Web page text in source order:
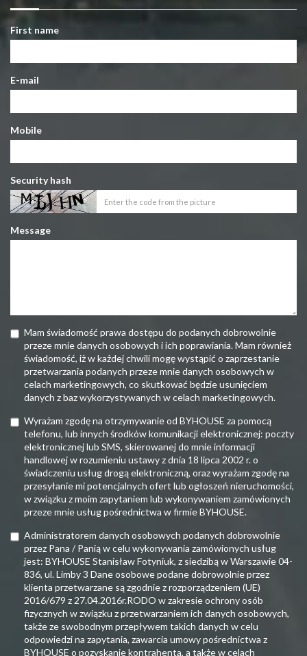
First name
E-mail
Mobile
Security hash
Message
Mam świadomość prawa dostępu do podanych dobrowolnie
przeze mnie danych osobowych i ich poprawiania. Mam również
świadomość, iż w każdej chwili mogę wystąpić o zaprzestanie
przetwarzania podanych przeze mnie danych osobowych w
celach marketingowych, co skutkować będzie usunięciem
danych z baz wykorzystywanych w celach marketingowych.
Wyrażam zgodę na otrzymywanie od BYHOUSE za pomocą
telefonu, lub innych środków komunikacji elektronicznej: poczty
elektronicznej lub SMS, skierowanej do mnie informacji
handlowej w rozumieniu ustawy z dnia 18 lipca 2002 r. o
świadczeniu usług drogą elektroniczną, oraz wyrażam zgodę na
przesyłanie mi potencjalnych ofert lub ogłoszeń nieruchomości,
w związku z moim zapytaniem lub wykonywaniem zamówionych
przeze mnie usług pośrednictwa w firmie BYHOUSE.
Administratorem danych osobowych podanych dobrowolnie
przez Pana / Panią w celu wykonywania zamówionych usług
jest: BYHOUSE Stanisław Fotyniuk, z siedzibą w Warszawie 04-
836, ul. Limby 3 Dane osobowe podane dobrowolnie przez
klienta przetwarzane są zgodnie z rozporządzeniem (UE)
2016/679 z 27.04.2016r.RODO w zakresie ochrony osób
fizycznych w związku z przetwarzaniem ich danych osobowych,
także ze swobodnym przepływem takich danych w celu
odpowiedzi na zapytania, zawarcia umowy pośrednictwa z
BYHOUSE o pozyskanie kontrahenta, a także w celach